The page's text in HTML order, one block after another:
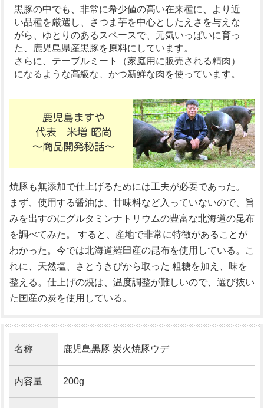
黒豚の中でも、非常に希少値の高い在来種に、より近
い品種を厳選し、さつま芋を中心としたえさを与えな
がら、ゆとりのあるスペースで、元気いっぱいに育っ
た、鹿児島県産黒豚を原料にしています。
さらに、テーブルミート（家庭用に販売される精肉）
になるような高級な、かつ新鮮な肉を使っています。
焼豚も無添加で仕上げるためには工夫が必要であった。
まず、使用する醤油は、甘味料など入っていないので、旨
みを出すのにグルタミンナトリウムの豊富な北海道の昆布
を調べてみた。 すると、産地で非常に特徴があることが
わかった。今では北海道羅臼産の昆布を使用している。こ
れに、天然塩、さとうきびから取った 粗糖を加え、味を
整える。仕上げの焼は、温度調整が難しいので、選び抜い
た国産の炭を使用している。
名称 鹿児島黒豚 炭火焼豚ウデ
内容量 200g